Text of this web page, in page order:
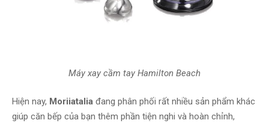
Máy xay cầm tay Hamilton Beach
Hiện nay, Moriiatalia đang phân phối rất nhiều sản phẩm khác
giúp căn bếp của bạn thêm phần tiện nghi và hoàn chỉnh,